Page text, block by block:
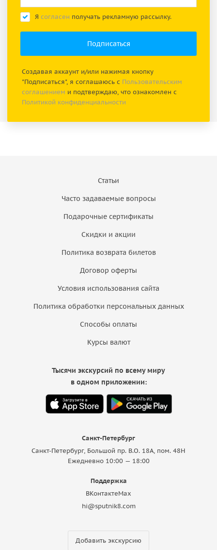
Я согласен получать рекламную рассылку.
Создавая аккаунт и/или нажимая кнопку
"Подписаться", я соглашаюсь с Пользовательским
соглашением и подтверждаю, что ознакомлен с
Политикой конфиденциальности
Статьи
Часто задаваемые вопросы
Подарочные сертификаты
Скидки и акции
Политика возврата билетов
Договор оферты
Условия использования сайта
Политика обработки персональных данных
Способы оплаты
Курсы валют
Санкт-Петербург
Санкт-Петербург, Большой пр. В.О. 18A, пом. 48Н
Ежедневно 10:00 — 18:00
Поддержка
ВКонтактеMax
hi@sputnik8.com
Добавить экскурсию
Тысячи экскурсий по всему миру
в одном приложении: